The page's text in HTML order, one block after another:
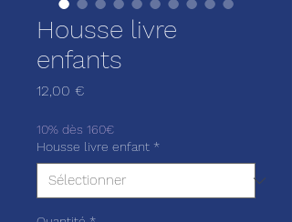
Housse livre
enfants
12,00 €
10% dès 160€
Housse livre enfant *